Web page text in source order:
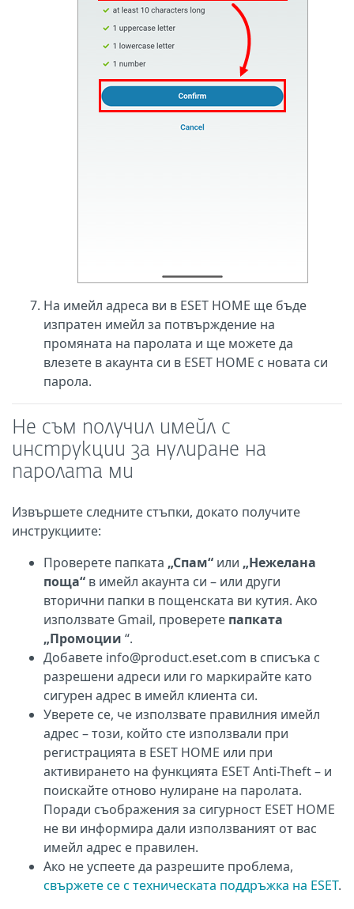
На имейл адреса ви в ESET HOME ще бъде
изпратен имейл за потвърждение на
промяната на паролата и ще можете да
влезете в акаунта си в ESET HOME с новата си
парола.
Не съм получил имейл с
инструкции за нулиране на
паролата ми
Извършете следните стъпки, докато получите
инструкциите:
Проверете папката „Спам“ или „Нежелана
поща“ в имейл акаунта си – или други
вторични папки в пощенската ви кутия. Ако
използвате Gmail, проверете папката
„Промоции “.
Добавете info@product.eset.com в списъка с
разрешени адреси или го маркирайте като
сигурен адрес в имейл клиента си.
Уверете се, че използвате правилния имейл
адрес – този, който сте използвали при
регистрацията в ESET HOME или при
активирането на функцията ESET Anti-Theft – и
поискайте отново нулиране на паролата.
Поради съображения за сигурност ESET HOME
не ви информира дали използваният от вас
имейл адрес е правилен.
Ако не успеете да разрешите проблема,
свържете се с техническата поддръжка на ESET.